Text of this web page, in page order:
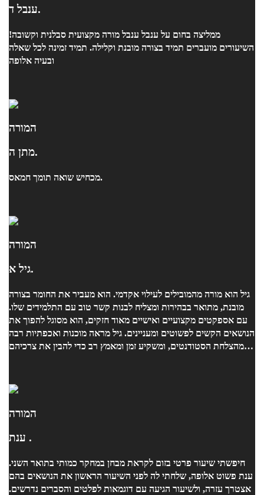
ענבל ד.
ממליצה בחום על ענבל ענבל מורה מקצועית סבלנית וקשובה!
השיעורים מועברים תמיד בצורה מובנת וקלילה. תמיד זמינה לכל שאלה
ובעיה אלופה
המורה
מתן ה.
מכחיש שואה תומך חמאס.
המורה
גיל א.
גיל הוא מורה מהמובילים לעילוי אקדמי. הוא מעביר את החומר בצורה
מובנת, מתואר בבהירות ומצליח לבנות קשר טוב עם התלמידים שלו.
עם אספקטים מקצועיים ואישיים מאוד חזקים, הוא מסוגל להפוך את
הנושאים הקשים לפשוטים ומעניינים. גיל מראה מוכנות ואכפתיות רבה
מהצלחת הסטודנטים, ומשקיע זמן ומאמץ רב כדי להבין את צרכיהם
ומקנה חוויית לימוד חיובית. אני ממליצה בחום על גיל, ואני בטוחה
המורה
ענת .
חיפשתי שיעור פרטי בזום לקראת מבחן במחקר כמותי בתואר השני.
ענת פשוט אלופה, שלחתי לה לפני השיעור הראשון את הנושאים בהם
אצטרך עזרה, ולשיעור הגיעה עם דוגמאות לפלטים והסברים נדרשים.